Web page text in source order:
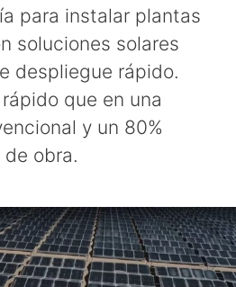
para instalar plantas
soluciones solares
despliegue rápido.
que en una
y un 80%
obra.